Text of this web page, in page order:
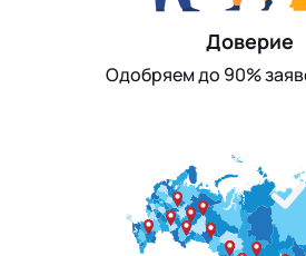
Доверие
Одобряем до 90%